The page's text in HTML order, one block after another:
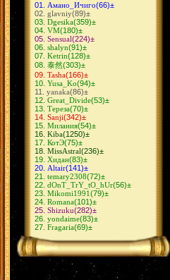
Амано_Ичиго(66)±
glavniy(89)±
Dgesika(359)±
VM(180)±
Sensual(224)±
shalyn(91)±
Ketrin(128)±
泰然(303)±
Tasha(166)±
Yusa_Ko(94)±
yanaka(86)±
Great_Divide(53)±
Тереза(70)±
Sanji(342)±
Милания(54)±
Kiba(1250)±
КотЭ(75)±
MissAstral(236)±
Хидан(83)±
Altair(141)±
temary2308(72)±
dOnT_TrY_tO_hUr(56)±
Mikomi1991(79)±
Romana(101)±
Shizuku(282)±
yondaime(83)±
Fragaria(69)±